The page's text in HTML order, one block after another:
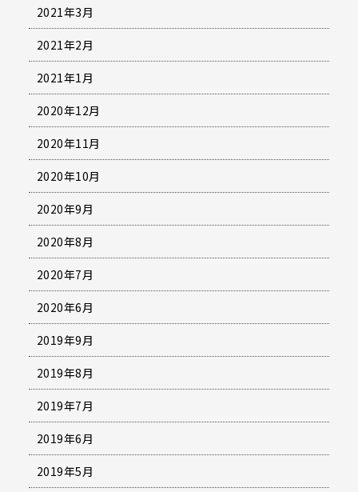
2021年3月
2021年2月
2021年1月
2020年12月
2020年11月
2020年10月
2020年9月
2020年8月
2020年7月
2020年6月
2019年9月
2019年8月
2019年7月
2019年6月
2019年5月